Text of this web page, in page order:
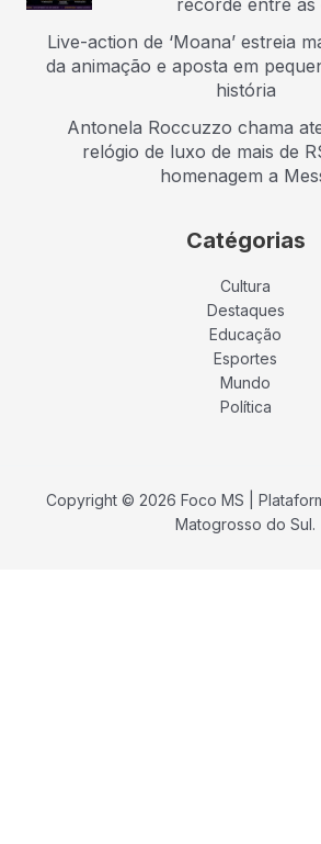
Live-action de ‘Moana’ estreia
da animação e aposta em
história
Antonela Roccuzzo chama
relógio de luxo de mais de
homenagem a
Catégorias
Cultura
Destaques
Educação
Esportes
Mundo
Política
Copyright © 2026 Foco MS |
Matogrosso do Sul.